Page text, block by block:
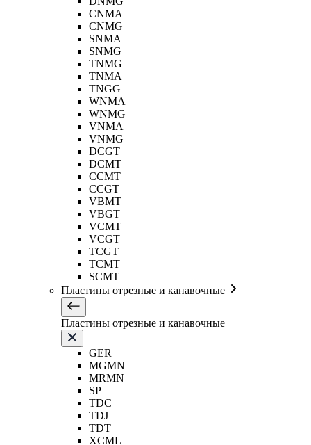
CNMA
CNMG
SNMA
SNMG
TNMG
TNMA
TNGG
WNMA
WNMG
VNMA
VNMG
DCGT
DCMT
CCMT
CCGT
VBMT
VBGT
VCMT
VCGT
TCGT
TCMT
SCMT
Пластины отрезные и канавочные
Пластины отрезные и канавочные
GER
MGMN
MRMN
SP
TDC
TDJ
TDT
XCML